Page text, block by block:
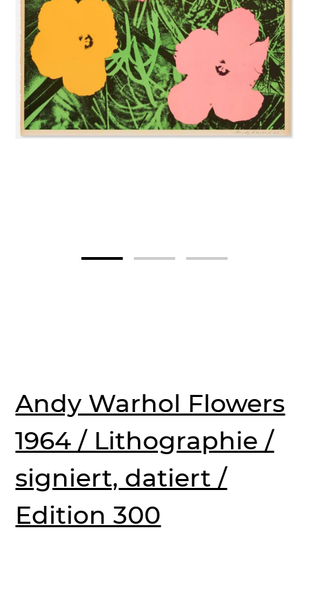
Andy Warhol Flowers
1964 / Lithographie /
signiert, datiert /
Edition 300